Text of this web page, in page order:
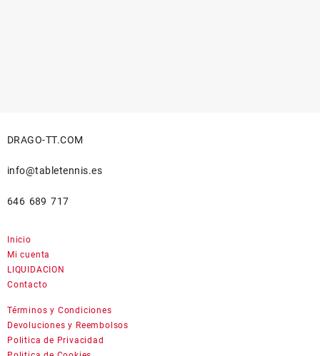
DRAGO-TT.COM
info@tabletennis.es
646 689 717
Inicio
Mi cuenta
LIQUIDACION
Contacto
Términos y Condiciones
Devoluciones y Reembolsos
Politica de Privacidad